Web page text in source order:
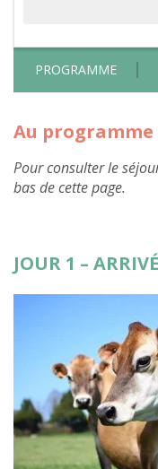
PROGRAMME
Au programme
Pour consulter le
bas de cette page.
JOUR 1 –